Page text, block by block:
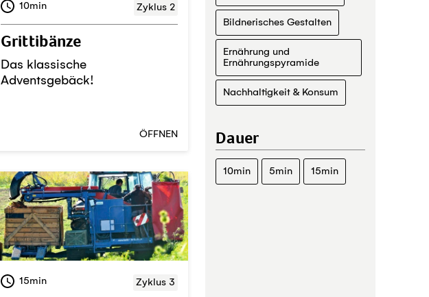
10min Zyklus 2
Grittibänze
Das klassische
Adventsgebäck!
ÖFFNEN
15min Zyklus 3
Bildnerisches Gestalten
Ernährung und
Ernährungspyramide
Nachhaltigkeit & Konsum
Dauer
10min 5min 15min